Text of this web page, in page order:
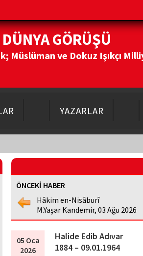
GÖRÜŞÜ
Müslüman ve Dokuz Işıkçı
YAZARLAR
ÖNCEKİ HABER
Hâkim en-Nisâburî
M.Yaşar Kandemir, 03 Ağu 2026
05 Oca
2026
Halide Edib Adıvar
1884 – 09.01.1964